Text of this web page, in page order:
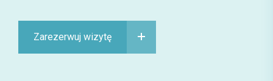
Zarezerwuj wizytę